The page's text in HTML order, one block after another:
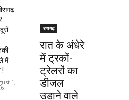
में
!
1,
रायगढ़
रात के अंधेरे
में ट्रकों-
ट्रेलरों का
डीजल
उड़ाने वाले